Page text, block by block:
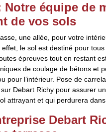
Notre équipe de
de vos sols
une allée, pour votre
le sol est destiné pour
épreuves tout en restant
de coulage de bétons et
pour l’intérieur. Pose de
Debart Richy pour assurer
attrayant et qui perdurera dans
Debart